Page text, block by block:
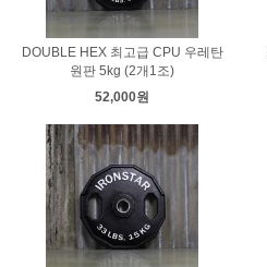
DOUBLE HEX 최고급 CPU 우레탄
원판 5kg (2개1조)
52,000원